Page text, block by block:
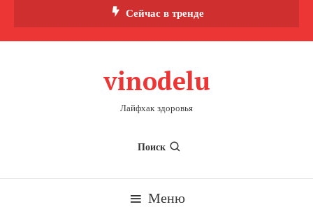
Сейчас в тренде
vinodelu
Лайфхак здоровья
Поиск
Меню